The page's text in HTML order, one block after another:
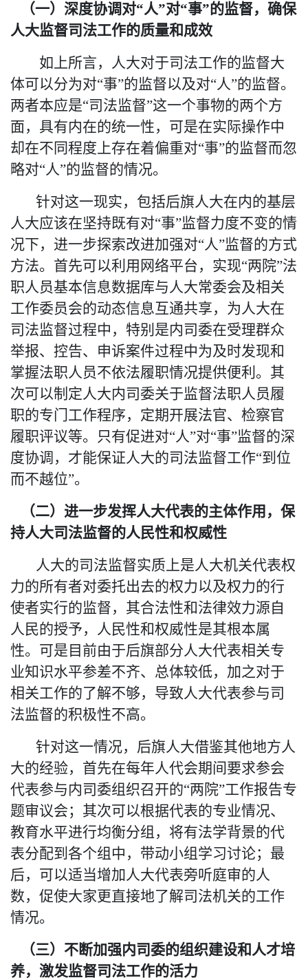
（一）深度协调对“人”对“事”的监督，确保
人大监督司法工作的质量和成效
如上所言，人大对于司法工作的监督大
体可以分为对“事”的监督以及对“人”的监督。
两者本应是“司法监督”这一个事物的两个方
面，具有内在的统一性，可是在实际操作中
却在不同程度上存在着偏重对“事”的监督而忽
略对“人”的监督的情况。
针对这一现实，包括后旗人大在内的基层
人大应该在坚持既有对“事”监督力度不变的情
况下，进一步探索改进加强对“人”监督的方式
方法。首先可以利用网络平台，实现“两院”法
职人员基本信息数据库与人大常委会及相关
工作委员会的动态信息互通共享，为人大在
司法监督过程中，特别是内司委在受理群众
举报、控告、申诉案件过程中为及时发现和
掌握法职人员不依法履职情况提供便利。其
次可以制定人大内司委关于监督法职人员履
职的专门工作程序，定期开展法官、检察官
履职评议等。只有促进对“人”对“事”监督的深
度协调，才能保证人大的司法监督工作“到位
而不越位”。
（二）进一步发挥人大代表的主体作用，保
持人大司法监督的人民性和权威性
人大的司法监督实质上是人大机关代表权
力的所有者对委托出去的权力以及权力的行
使者实行的监督，其合法性和法律效力源自
人民的授予，人民性和权威性是其根本属
性。可是目前由于后旗部分人大代表相关专
业知识水平参差不齐、总体较低，加之对于
相关工作的了解不够，导致人大代表参与司
法监督的积极性不高。
针对这一情况，后旗人大借鉴其他地方人
大的经验，首先在每年人代会期间要求参会
代表参与内司委组织召开的“两院”工作报告专
题审议会；其次可以根据代表的专业情况、
教育水平进行均衡分组，将有法学背景的代
表分配到各个组中，带动小组学习讨论；最
后，可以适当增加人大代表旁听庭审的人
数，促使大家更直接地了解司法机关的工作
情况。
（三）不断加强内司委的组织建设和人才培
养，激发监督司法工作的活力